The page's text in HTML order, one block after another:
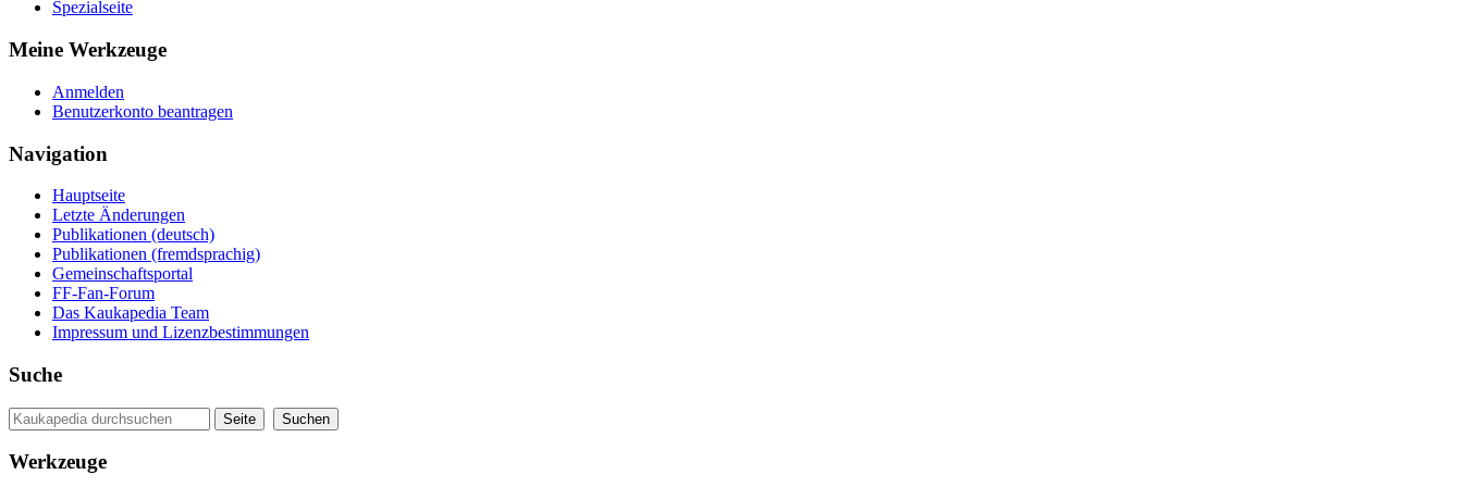
Spezialseite
Meine Werkzeuge
Anmelden
Benutzerkonto beantragen
Navigation
Hauptseite
Letzte Änderungen
Publikationen (deutsch)
Publikationen (fremdsprachig)
Gemeinschaftsportal
FF-Fan-Forum
Das Kaukapedia Team
Impressum und Lizenzbestimmungen
Suche
Werkzeuge